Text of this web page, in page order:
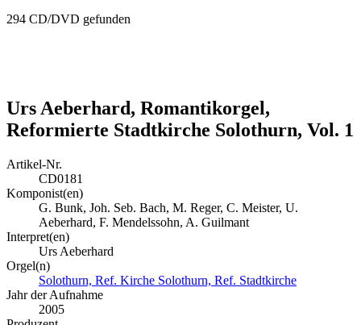
294 CD/DVD gefunden
Urs Aeberhard, Romantikorgel,
Reformierte Stadtkirche Solothurn, Vol. 1
Artikel-Nr.
CD0181
Komponist(en)
G. Bunk, Joh. Seb. Bach, M. Reger, C. Meister, U.
Aeberhard, F. Mendelssohn, A. Guilmant
Interpret(en)
Urs Aeberhard
Orgel(n)
Solothurn, Ref. Kirche Solothurn, Ref. Stadtkirche
Jahr der Aufnahme
2005